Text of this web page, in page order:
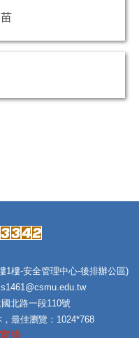
1樓-安全管理中心-後排辦公區)
北路一段110號
最佳瀏覽：1024*768
告